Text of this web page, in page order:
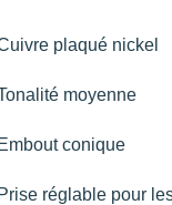
plaqué nickel
moyenne
conique
réglable pour